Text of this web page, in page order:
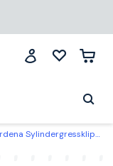
Sylindergressklipper